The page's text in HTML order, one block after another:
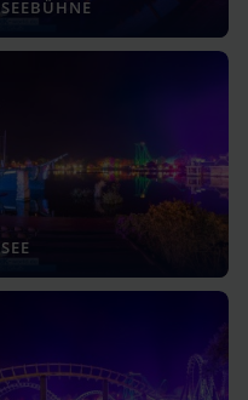
SEEBÜHNE
SEE